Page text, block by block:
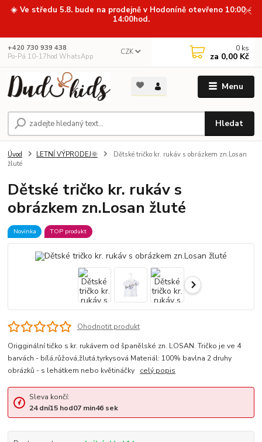
☀️ Ve středu 5.8. bude na prodejně v Hodoníně otevřeno 10:00 -
14:00hod.
Menu
CZK
Hledat
+420 730 939 438
Po-Pá 10-17hod WhatsApp
0 ks
za 0,00 Kč
Úvod LETNÍ VÝPRODEJ🌞
Dětské tričko kr. rukáv s obrázkem zn.Losan
žluté
Dětské tričko kr. rukáv s
obrázkem zn.Losan žluté
Novinka TOP produkt
Ohodnotit produkt
Origginální tičko s kr. rukávem od španělské zn. LOSAN. Tričko je ve 4
barvách - bílá,růžová,žlutá,tyrkysová Materiál: 100% bavlna 2 druhy
obrázků - s lehátkem nebo květináčky celý popis
Sleva končí:
24 dní15hod07min46sek